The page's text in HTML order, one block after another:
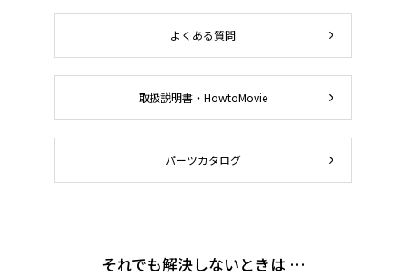
よくある質問
取扱説明書・HowtoMovie
パーツカタログ
それでも解決しないときは …